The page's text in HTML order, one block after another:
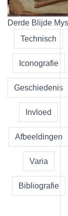
Derde Blijde
Technisch
Iconografie
Geschiedenis
Invloed
Afbeeldingen
Varia
Bibliografie